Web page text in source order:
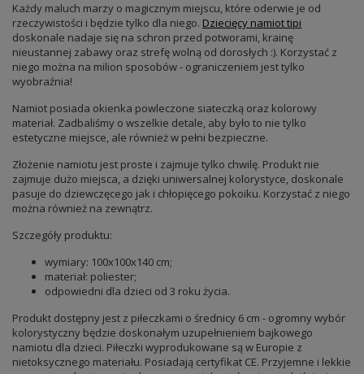
Każdy maluch marzy o magicznym miejscu, które oderwie je od
rzeczywistości i będzie tylko dla niego. Dziecięcy namiot tipi
doskonale nadaje się na schron przed potworami, krainę
nieustannej zabawy oraz strefę wolną od dorosłych :). Korzystać z
niego można na milion sposobów - ograniczeniem jest tylko
wyobraźnia!
Namiot posiada okienka powleczone siateczką oraz kolorowy
materiał. Zadbaliśmy o wszelkie detale, aby było to nie tylko
estetyczne miejsce, ale również w pełni bezpieczne.
Złożenie namiotu jest proste i zajmuje tylko chwilę. Produkt nie
zajmuje dużo miejsca, a dzięki uniwersalnej kolorystyce, doskonale
pasuje do dziewczęcego jak i chłopięcego pokoiku. Korzystać z niego
można również na zewnątrz.
Szczegóły produktu:
wymiary: 100x100x140 cm;
materiał: poliester;
odpowiedni dla dzieci od 3 roku życia.
Produkt dostępny jest z piłeczkami o średnicy 6 cm - ogromny wybór
kolorystyczny będzie doskonałym uzupełnieniem bajkowego
namiotu dla dzieci. Piłeczki wyprodukowane są w Europie z
nietoksycznego materiału. Posiadają certyfikat CE. Przyjemne i lekkie